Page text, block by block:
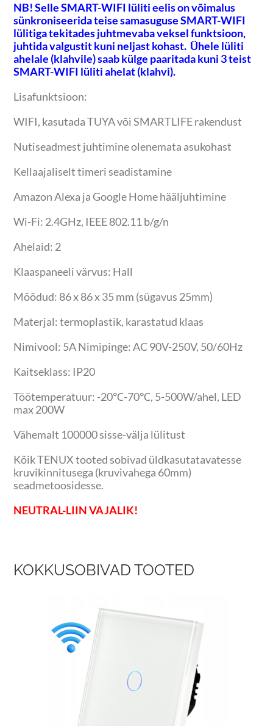
NB! Selle SMART-WIFI lüliti eelis on võimalus
sünkroniseerida teise samasuguse SMART-WIFI
lülitiga tekitades juhtmevaba veksel funktsioon,
juhtida valgustit kuni neljast kohast. Ühele lüliti
ahelale (klahvile) saab külge paaritada kuni 3 teist
SMART-WIFI lüliti ahelat (klahvi).
Lisafunktsioon:
WIFI, kasutada TUYA või SMARTLIFE rakendust
Nutiseadmest juhtimine olenemata asukohast
Kellaajaliselt timeri seadistamine
Amazon Alexa ja Google Home hääljuhtimine
Wi-Fi: 2.4GHz, IEEE 802.11 b/g/n
Ahelaid: 2
Klaaspaneeli värvus: Hall
Mõõdud: 86 x 86 x 35 mm (sügavus 25mm)
Materjal: termoplastik, karastatud klaas
Nimivool: 5A Nimipinge: AC 90V-250V, 50/60Hz
Kaitseklass: IP20
Töötemperatuur: -20℃-70℃, 5-500W/ahel, LED
max 200W
Vähemalt 100000 sisse-välja lülitust
Kõik TENUX tooted sobivad üldkasutatavatesse
kruvikinnitusega (kruvivahega 60mm)
seadmetoosidesse.
NEUTRAL-LIIN VAJALIK!
KOKKUSOBIVAD TOOTED